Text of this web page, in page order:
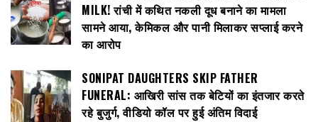
MILK! रांची में कथित नकली दूध बनाने का मामला
सामने आया, केमिकल और पानी मिलाकर सप्लाई करने
का आरोप
SONIPAT DAUGHTERS SKIP FATHER
FUNERAL: आखिरी सांस तक बेटियों का इंतजार करते
रहे बुजुर्ग, वीडियो कॉल पर हुई अंतिम विदाई